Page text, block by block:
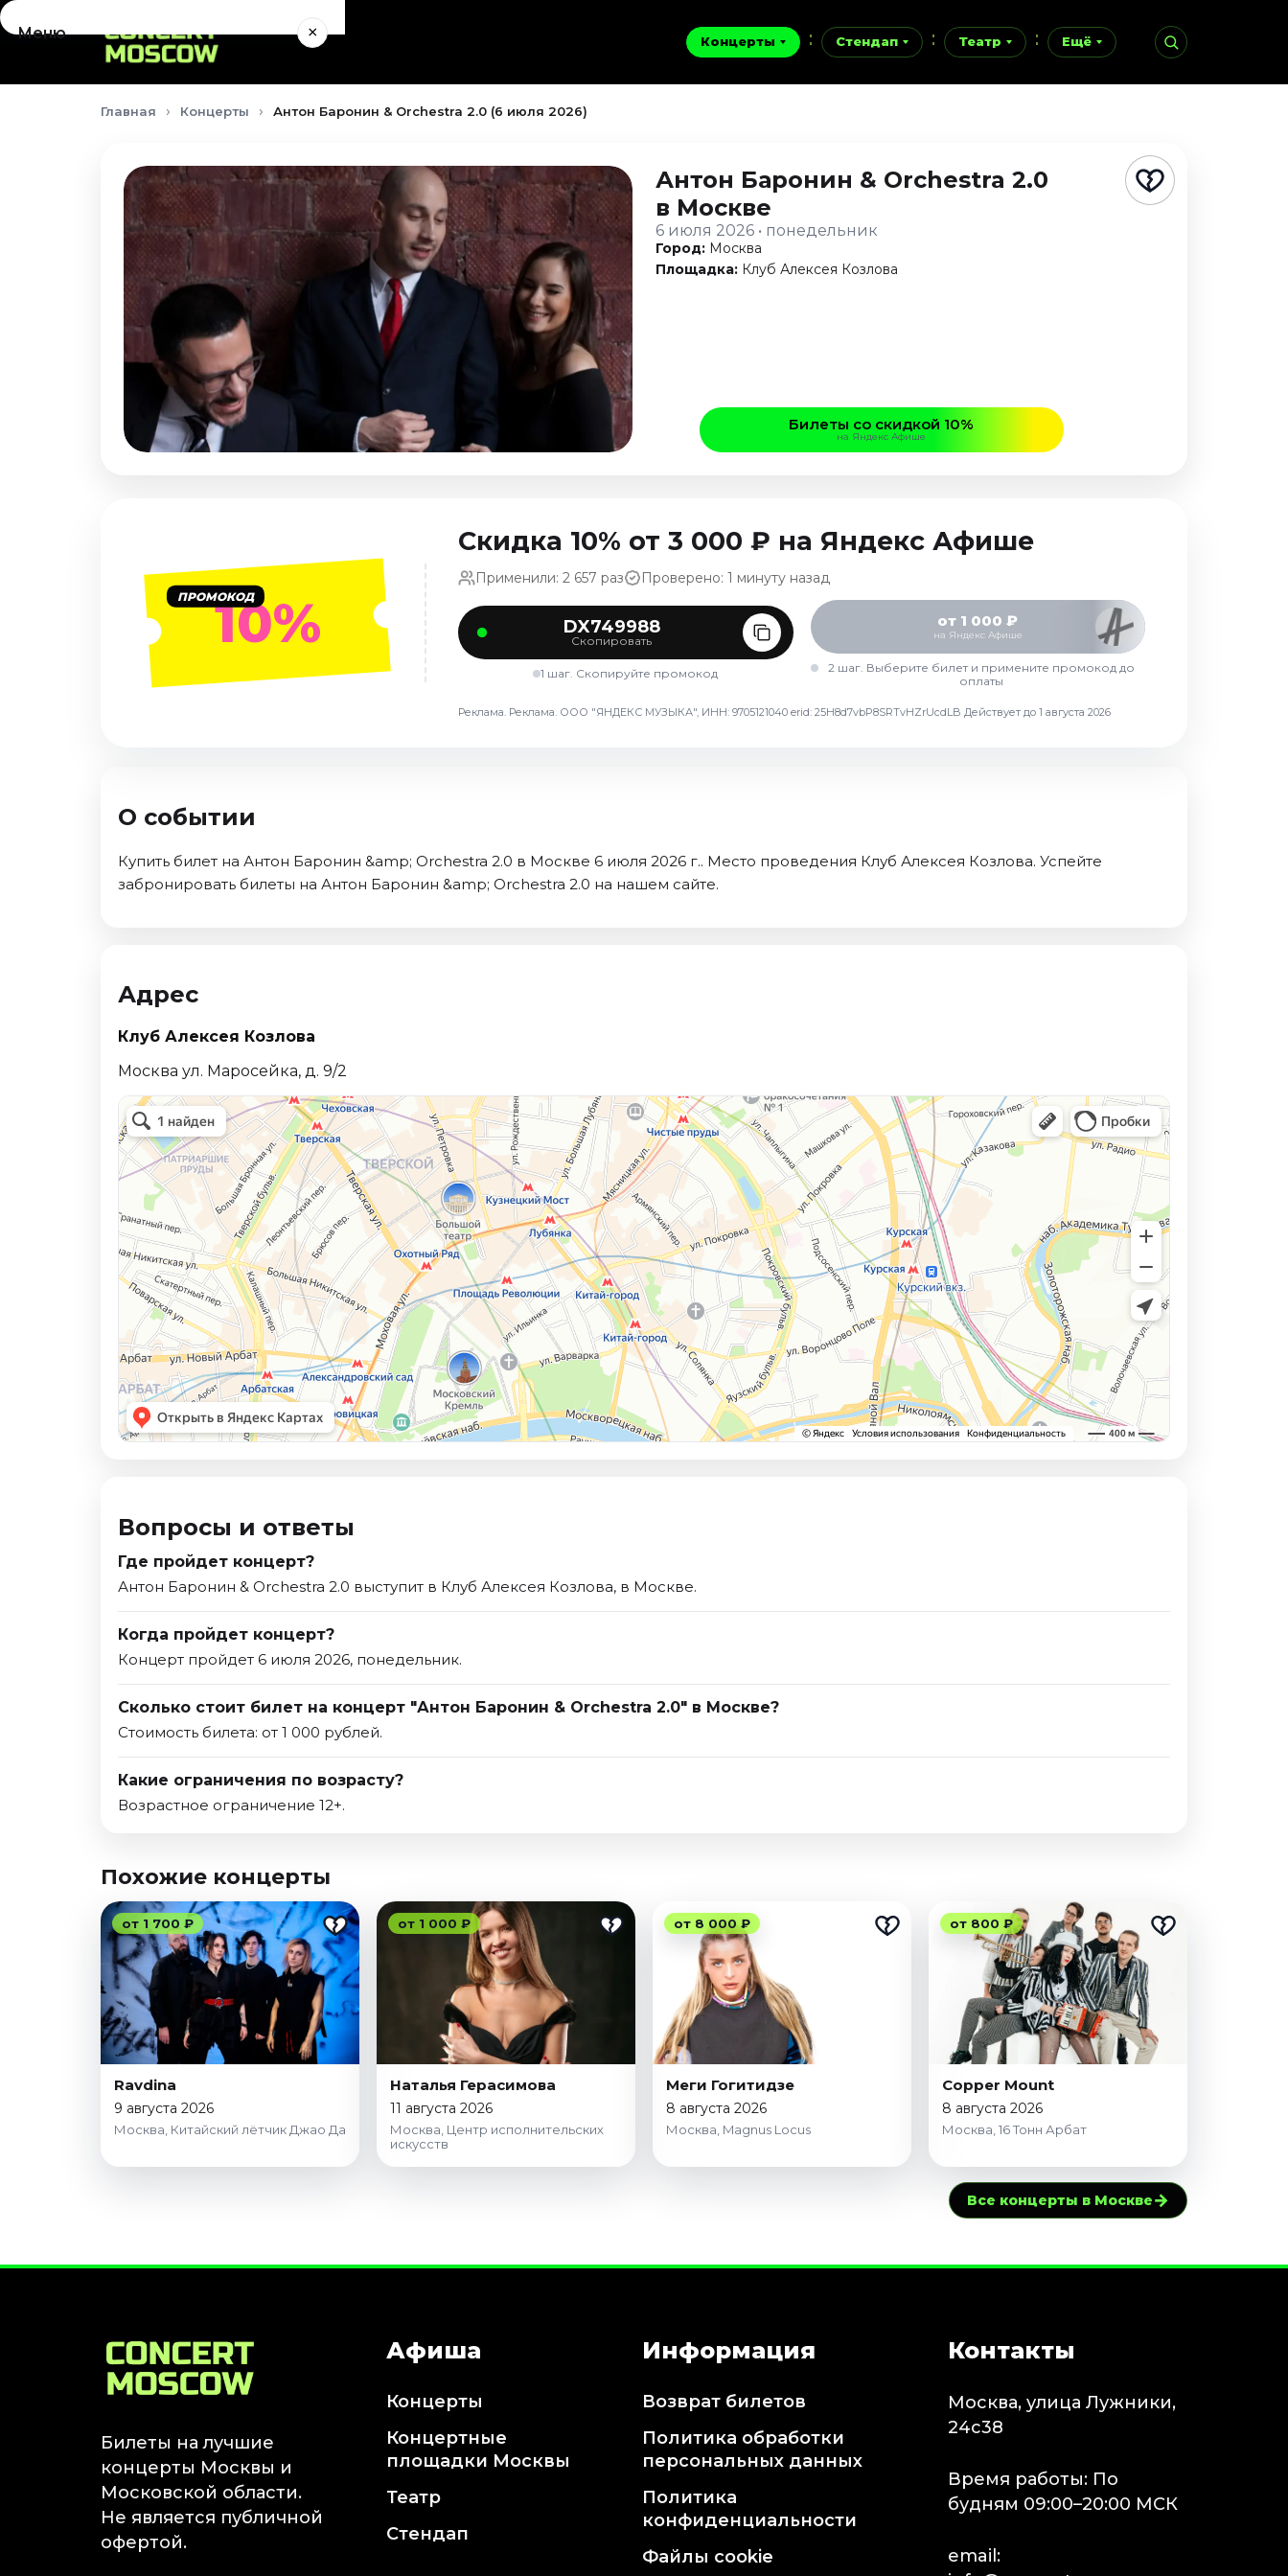
Концерты Стендап Театр Ещё
Меню ×
Концерты
Август 2026
Сентябрь 2026
Октябрь 2026
Декабрь 2026
Главная Концерты Антон Баронин & Orchestra 2.0 (6 июля 2026)
Антон Баронин & Orchestra 2.0
в Москве
6 июля 2026 • понедельник
Город: Москва
Площадка: Клуб Алексея Козлова
Билеты со скидкой 10%
на Яндекс Афише
ПРОМОКОД10%
Скидка 10% от 3 000 ₽ на Яндекс Афише
Применили: 2 657 раз Проверено: 1 минуту назад
DX749988
Скопировать
1 шаг. Скопируйте промокод
от 1 000 ₽
на Яндекс Афише
2 шаг. Выберите билет и примените промокод до
оплаты
Реклама. Реклама. ООО "ЯНДЕКС МУЗЫКА", ИНН: 9705121040 erid: 25H8d7vbP8SRTvHZrUcdLB Действует до 1 августа 2026
О событии
Купить билет на Антон Баронин &amp; Orchestra 2.0 в Москве 6 июля 2026 г.. Место проведения Клуб Алексея Козлова. Успейте
забронировать билеты на Антон Баронин &amp; Orchestra 2.0 на нашем сайте.
Адрес
Клуб Алексея Козлова
Москва ул. Маросейка, д. 9/2
Вопросы и ответы
Где пройдет концерт?
Антон Баронин & Orchestra 2.0 выступит в Клуб Алексея Козлова, в Москве.
Когда пройдет концерт?
Концерт пройдет 6 июля 2026, понедельник.
Сколько стоит билет на концерт "Антон Баронин & Orchestra 2.0" в Москве?
Стоимость билета: от 1 000 рублей.
Какие ограничения по возрасту?
Возрастное ограничение 12+.
Похожие концерты
от 1 700 ₽
Ravdina
9 августа 2026
Москва, Китайский лётчик Джао Да
от 1 000 ₽
Наталья Герасимова
11 августа 2026
Москва, Центр исполнительских
искусств
от 8 000 ₽
Меги Гогитидзе
8 августа 2026
Москва, Magnus Locus
от 800 ₽
Copper Mount
8 августа 2026
Москва, 16 Тонн Арбат
Все концерты в Москве→
Билеты на лучшие
концерты Москвы и
Московской области.
Не является публичной
офертой.
Афиша
Концерты
Концертные
площадки Москвы
Театр
Стендап
Информация
Возврат билетов
Политика обработки
персональных данных
Политика
конфиденциальности
Файлы cookie
Контакты
Москва, улица Лужники,
24с38
Время работы: По
будням 09:00–20:00 МСК
email: